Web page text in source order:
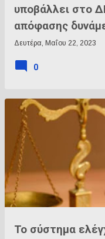
υποβάλλει στο
απόφασης
Δευτέρα, Μαΐου 22, 2023
0
Το σύστημα